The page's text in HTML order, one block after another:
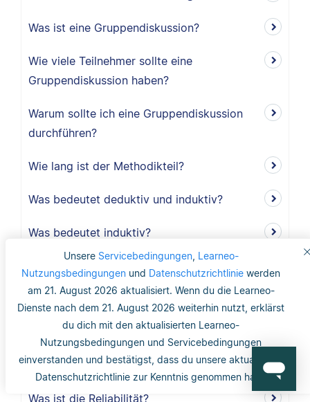
Unsere Servicebedingungen, Learneo-
Nutzungsbedingungen und Datenschutzrichtlinie werden
am 21. August 2026 aktualisiert. Wenn du die Learneo-
Dienste nach dem 21. August 2026 weiterhin nutzt, erklärst
du dich mit den aktualisierten Learneo-
Nutzungsbedingungen und Servicebedingungen
einverstanden und bestätigst, dass du unsere aktualisierte
Datenschutzrichtlinie zur Kenntnis genommen hast.
Was ist eine Gruppendiskussion?
Wie viele Teilnehmer sollte eine
Gruppendiskussion haben?
Warum sollte ich eine Gruppendiskussion
durchführen?
Wie lang ist der Methodikteil?
Was bedeutet deduktiv und induktiv?
Was bedeutet induktiv?
Was bedeutet deduktiv?
Was ist Validität?
Was ist interne Validität?
Was versteht man unter Validität?
Was ist die Reliabilität?